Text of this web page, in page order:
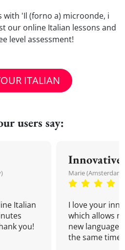
with 'Il (forno a) microonde, i
our online Italian lessons and
level assessment!
ITALIAN
users say:
Italian
you!
Innovative
Marie
I love your
which allows
new language
the same time!